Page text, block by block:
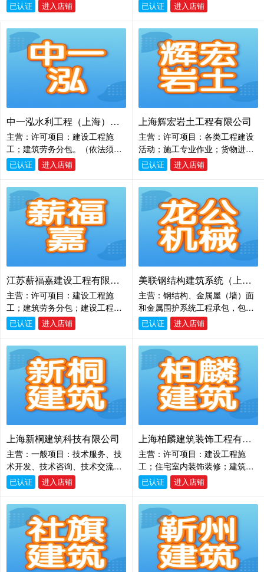
钢结构工程；环保工程；城市道
路照明工程；城市园林绿化工
程；给排水泵站工程；管道工
程；热力工程；桥梁工程；矿山
工程；电子与智能化工程；消防
工程；防水防腐保温工程；模板
脚手架工程；建筑机电安装工
装工程；建筑劳务分包；工程勘
察设计；苗木、花卉、盆景、草
坪的培育及销售
已认证 进入店铺
目，经相关部门批准后方可开展
经营活动，具体经营项目以相关
部门批准文件或许可证件为准）
一般项目：工程管理服务；土石
方工程施工；互联网销售（除销
售需要许可的商品）；建筑材料
销售；建筑防水卷材产品销售；
务（不含许可类信息咨询服
务）。（除依法须经批准的项目
外，凭营业执照依法自主开展经
营活动）
已认证 进入店铺
中一泓水利工程（上海）有限公司
主营：许可项目：建设工程施
工；建筑劳务分包。（依法须经
批准的项目，经相关部门批准后
方可开展经营活动，具体经营项
目以相关部门批准文件或许可证
件为准） 一般项目：城市绿化管
理；机械设备租赁；信息咨询服
务（不含许可类信息咨询服
务）；广告设计、代理；广告制
作；广告发布；专业设计服务；
行）；国内货物运输代理；普通
货物仓储服务（不含危险化学品
等需许可审批的项目）；技术服
务、技术开发、技术咨询、技术
交流、技术转让、技术推广；水
气设备销售；办公用品销售；机
械设备销售；建筑
已认证 进入店铺
上海辉宏岩土工程有限公司
主营：许可项目：各类工程建设
活动；施工专业作业；货物进出
口；技术进出口。（依法须经批
准的项目，经相关部门批准后方
可开展经营活动，具体经营项目
以相关部门批准文件或许可证件
为准）一般项目：花木种植，机
械设备、材料等租赁，机电设
备、机械设备维修、安装，从事
机械设备技术、机电设备技术领
术咨询、技术服务，机械设备及
配件、机电设备及配件、金属材
料的销售，商务信息咨询，国内
货物运输代理，软件开发。（除
依法须经批准的项目外，凭营业
已认证 进入店铺
江苏薪福嘉建设工程有限公司
主营：许可项目：建设工程施
工；建筑劳务分包；建设工程设
计；住宅室内装饰装修；施工专
业作业；电气安装服务；建设工
程监理（依法须经批准的项目，
经相关部门批准后方可开展经营
活动，具体经营项目以审批结果
为准）一般项目：建筑材料销
售；建筑工程机械与设备租赁；
对外承包工程；工程管理服务；
园林绿化工程施工；建筑工程用
机械销售（除依法须经批准的项
目外，凭营业执照依法自主开展
经营活动）
已认证 进入店铺
美联钢结构建筑系统（上海）股份有限公司
主营：钢结构、金属屋（墙）面
和金属围护系统工程承包，包括
工程项目设计、管理与施工；金
属建筑系统及相关技术和产品的
研发设计、制造集成和销售，并
提供相关技术咨询、技术转让和
技术服务；在松江区江田东路20
8号从事自有物业租赁和管理。
（不涉及国营贸易管理商品，涉
及配额、许可证管理商品的，按
法须经批准的项目，经相关部门
批准后方可开展经营活动】
已认证 进入店铺
上海新桐建筑科技有限公司
主营：一般项目：技术服务、技
术开发、技术咨询、技术交流、
技术转让、技术推广；工程管理
服务；普通机械设备安装服务；
五金产品批发；五金产品零售；
建筑材料销售；建筑装饰材料销
售；涂料销售（不含危险化学
品）；化工产品销售（不含许可
类化工产品）。（除依法须经批
准的项目外，凭营业执照依法自
已认证 进入店铺
上海柏麟建筑装饰工程有限公司
主营：许可项目：建设工程施
工；住宅室内装饰装修；建筑劳
务分包。（依法须经批准的项
目，经相关部门批准后方可开展
经营活动，具体经营项目以相关
部门批准文件或许可证件为准）
一般项目：园林绿化工程施工，
工程造价咨询业务，销售建筑材
料、环保设备、木制品、家具。
（除依法须经批准的项目外，凭
已认证 进入店铺